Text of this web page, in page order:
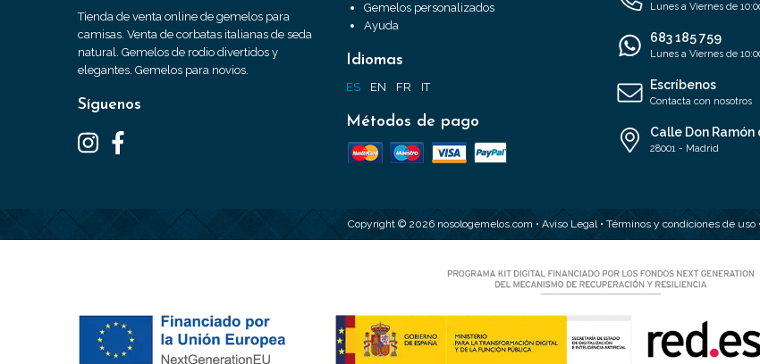
Tienda de venta online de gemelos para
camisas. Venta de corbatas italianas de seda
natural. Gemelos de rodio divertidos y
elegantes. Gemelos para novios.
Síguenos
Gemelos personalizados
Ayuda
Idiomas
ES EN FR IT
Métodos de pago
Lunes a Viernes de
683 185 759
Lunes a Viernes de
Escríbenos
Contacta con nosotros
Calle Don Ramón
28001 - Madrid
Copyright © 2026 nosologemelos.com • Aviso Legal • Términos y condiciones de uso•